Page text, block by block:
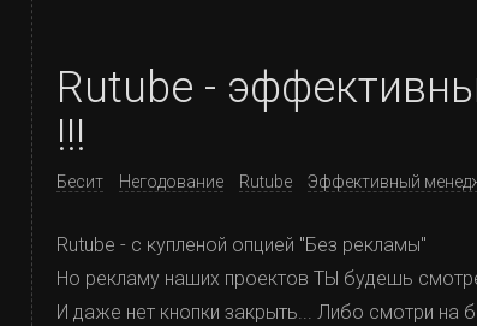
Rutube -
!!!
Бесит Негодование Rutube Эффективный
Rutube - с купленой опцией "Без рекламы"
Но рекламу наших проектов ТЫ будешь
И даже нет кнопки закрыть... Либо смотри на